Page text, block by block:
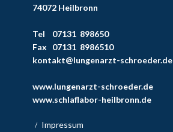
74072 Heilbronn
Tel 07131 898650
Fax 07131 8986510
kontakt@lungenarzt-schroeder.de
www.lungenarzt-schroeder.de
www.schlaflabor-heilbronn.de
/ Impressum